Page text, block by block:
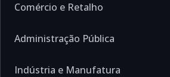
Comércio e Retalho
Administração Pública
Indústria e Manufatura